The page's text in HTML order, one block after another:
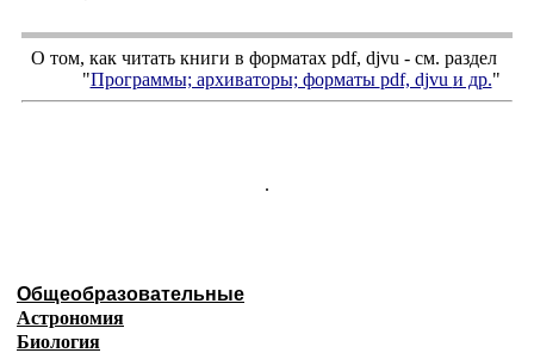
О том, как читать книги в форматах pdf, djvu - см. раздел
"Программы; архиваторы; форматы pdf, djvu и др."
.
Общеобразовательные
Астрономия
Биология